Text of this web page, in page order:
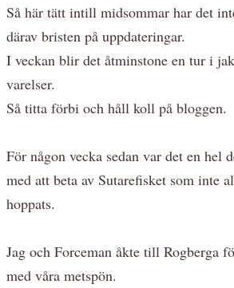
Så här tätt intill midsommar har det
därav bristen på uppdateringar.
I veckan blir det åtminstone en tur i
varelser.
Så titta förbi och håll koll på bloggen.
För någon vecka sedan var det en hel
med att beta av Sutarefisket som inte
hoppats.
Jag och Forceman åkte till Rogberga
med våra metspön.